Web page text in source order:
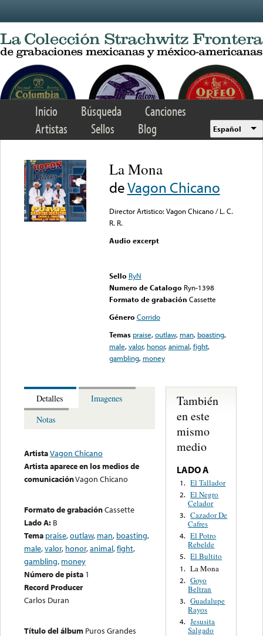
Inicio Búsqueda
Canciones
Artistas
Sellos Blog Español
La Mona
deVagon Chicano
Director Artistico: Vagon Chicano / L. C.
R. R.
Audio excerpt
Sello RyN
Numero de Catalogo Ryn-1398
Formato de grabación Cassette
Género Corrido
Temas praise,outlaw, man, boasting,
male,valor, honor,animal,fight,
gambling, money
Detalles
Imagenes
Notas
ArtistaVagon Chicano
Artista aparece en los medios de
comunicaciónVagon Chicano
Formato de grabaciónCassette
Lado A: B
Tema praise,outlaw, man, boasting,
male,valor, honor,animal,fight,
gambling, money
Número de pista 1
Record Producer
Carlos Duran
Título del álbum Puros Grandes
También
en este
mismo
medio
LADO A
1. El Tallador
2. El Negro
Celador
3. Cazador De
Cafres
4. El Potro
Rebelde
5. El Bultito
1. La Mona
2. Goyo
Beltran
3. Guadalupe
Rayos
4. Jesusita
Salgado